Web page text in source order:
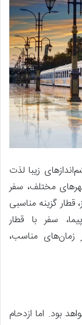
زیبا لذت
مختلف، سفر
قطار گزینه مناسبی
سفر با قطار
زمان‌های مناسب،
بود. اما ازدحام